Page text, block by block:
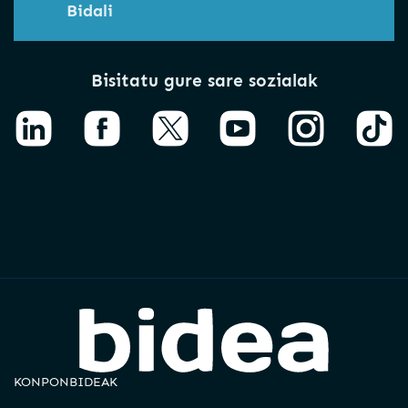
Bidali
Bisitatu gure sare sozialak
KONPONBIDEAK